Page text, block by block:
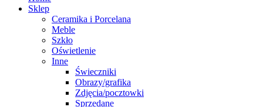
Sklep
Ceramika i Porcelana
Meble
Szkło
Oświetlenie
Inne
Świeczniki
Obrazy/grafika
Zdjęcia/pocztowki
Sprzedane